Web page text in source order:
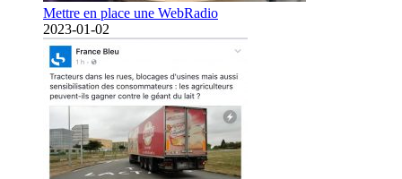
Mettre en place une WebRadio
2023-01-02